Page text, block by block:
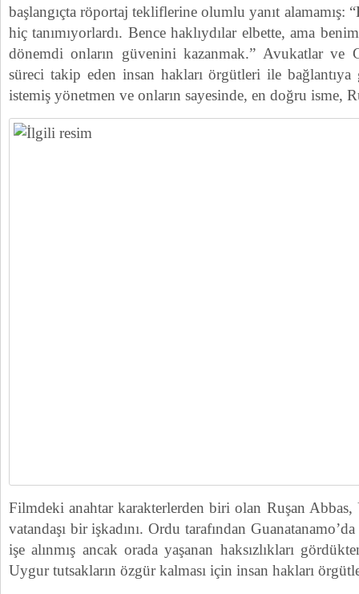
başlangıçta röportaj tekliflerine olumlu yanıt alamamış:
hiç tanımıyorlardı. Bence haklıydılar elbette, ama
dönemdi onların güvenini kazanmak.” Avukatlar ve
süreci takip eden insan hakları örgütleri ile bağlantıya
istemiş yönetmen ve onların sayesinde, en doğru isme,
Filmdeki anahtar karakterlerden biri olan Ruşan
vatandaşı bir işkadını. Ordu tarafından
işe alınmış ancak orada yaşanan haksızlıkları
Uygur tutsakların özgür kalması için insan hakları